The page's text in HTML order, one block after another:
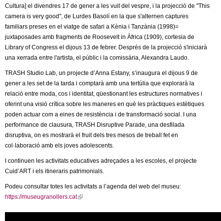
Cultura] el divendres 17 de gener a les vuit del vespre, i la projecció de "This
camera is very good", de Lurdes Basolí en la que s'alternen captures
familiars preses en el viatge de safari a Kènia i Tanzània (1998)=
juxtaposades amb fragments de Roosevelt in Àfrica (1909), cortesia de
Library of Congress el dijous 13 de febrer. Després de la projecció s'iniciarà
una xerrada entre l'artista, el públic i la comissària, Alexandra Laudo.
TRASH Studio Lab, un projecte d’Anna Estany, s’inaugura el dijous 9 de
gener a les set de la tarda i comptarà amb una tertúlia que explorarà la
relació entre moda, cos i identitat, qüestionant les estructures normatives i
oferint una visió crítica sobre les maneres en què les pràctiques estètiques
poden actuar com a eines de resistència i de transformació social. I una
performance de clausura, TRASH Disruptive Parade, una desfilada
disruptiva, on es mostrarà el fruit dels tres mesos de treball fet en
col·laboració amb els joves adolescents.
I continuen les activitats educatives adreçades a les escoles, el projecte
Cuid’ART i els itineraris patrimonials.
Podeu consultar totes les activitats a l’agenda del web del museu:
https://museugranollers.cat(